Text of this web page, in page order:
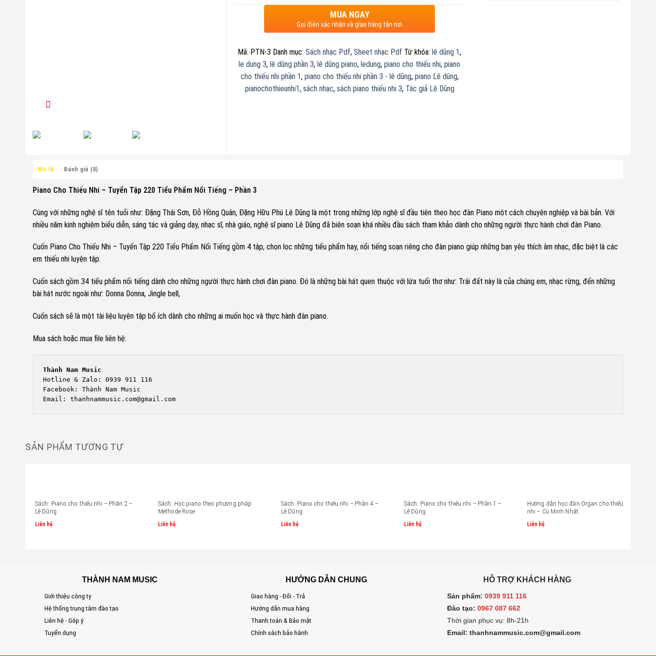
MUA NGAY
Gọi điện xác nhận và giao hàng tận nơi
Mã: PTN-3 Danh mục:Sách nhạc Pdf,Sheet nhạc Pdf Từ khóa: lê dũng 1,
le dung 3, lê dũng phần 3, lê dũng piano, ledung,piano cho thiếu nhi,piano
cho thiếu nhi phần 1, piano cho thiếu nhi phần 3 - lê dũng, piano Lê dũng,
pianochothieunhi1, sách nhạc, sách piano thiếu nhi 3, Tác giả Lê Dũng
Mô tả Đánh giá (0)
Piano Cho Thiếu Nhi – Tuyển Tập 220 Tiểu Phẩm Nổi Tiếng – Phần 3
Cùng với những nghệ sĩ tên tuổi như: Đặng Thái Sơn, Đỗ Hồng Quân, Đặng Hữu Phú Lê Dũng là một trong những lớp nghệ sĩ đầu tiên theo học đàn Piano một cách chuyên nghiệp và bài bản. Với
nhiều năm kinh nghiệm biểu diễn, sáng tác và giảng dạy, nhạc sĩ, nhà giáo, nghệ sĩ piano Lê Dũng đã biên soạn khá nhiều đầu sách tham khảo dành cho những người thực hành chơi đàn Piano.
Cuốn Piano Cho Thiếu Nhi – Tuyển Tập 220 Tiểu Phẩm Nổi Tiếng gồm 4 tập, chọn lọc những tiểu phẩm hay, nổi tiếng soạn riêng cho đàn piano giúp những bạn yêu thích âm nhạc, đặc biệt là các
em thiếu nhi luyện tập.
Cuốn sách gồm 34 tiểu phẩm nổi tiếng dành cho những người thực hành chơi đàn piano. Đó là những bài hát quen thuộc với lứa tuổi thơ như: Trái đất này là của chúng em, nhạc rừng, đến những
bài hát nước ngoài như: Donna Donna, Jingle bell,
Cuốn sách sẽ là một tài liệu luyện tập bổ ích dành cho những ai muốn học và thực hành đàn piano.
Mua sách hoặc mua file liên hệ:
Thành Nam Music
Hotline & Zalo: 0939 911 116
Facebook: Thành Nam Music
SẢN PHẨM TƯƠNG TỰ
Sách: Piano cho thiếu nhi – Phần 2 –
Lê Dũng
Liên hệ
Sách: Học piano theo phương pháp
Methode Rose
Liên hệ
Sách: Piano cho thiếu nhi – Phần 4 –
Lê Dũng
Liên hệ
Sách: Piano cho thiếu nhi – Phần 1 –
Lê Dũng
Liên hệ
Hướng dẫn học đàn Organ cho thiếu
nhi – Cù Minh Nhật
Liên hệ
THÀNH NAM MUSIC
Giới thiệu công ty
Hệ thống trung tâm đào tạo
Liên hệ - Góp ý
Tuyển dụng
HƯỚNG DẪN CHUNG
Giao hàng - Đổi - Trả
Hướng dẫn mua hàng
Thanh toán & Bảo mật
Chính sách bảo hành
HỖ TRỢ KHÁCH HÀNG
Sản phẩm: 0939 911 116
Đào tạo: 0967 087 662
Thời gian phục vụ: 8h-21h
Email: thanhnammusic.com@gmail.com